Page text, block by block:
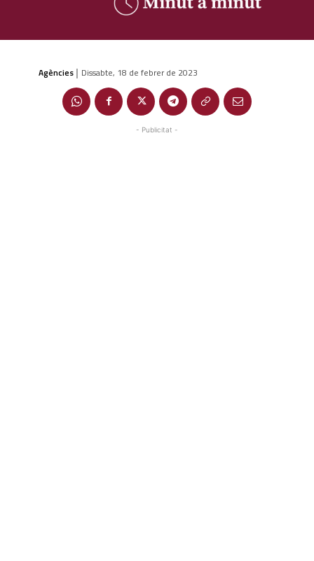
Agències | Dissabte, 18 de febrer de 2023
- Publicitat -